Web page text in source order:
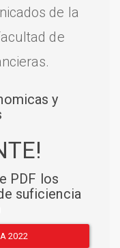
de la
de
y
PDF los
suficiencia
2022